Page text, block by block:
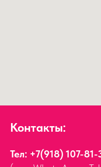
Контакты:
Тел: +7(918) 107-81-